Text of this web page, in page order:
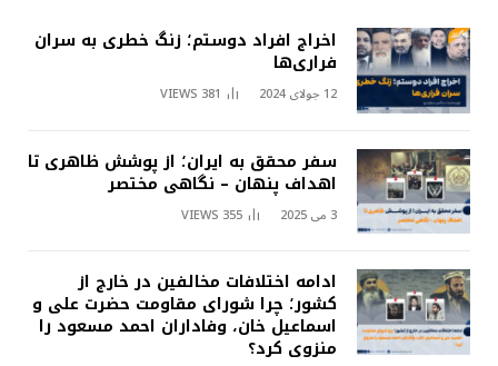
اخراج افراد دوستم؛ زنگ خطری به سران
فراری‌ها
12 جولای 2024 381
VIEWS
سفر محقق به ایران؛ از پوشش ظاهری تا
اهداف پنهان – نگاهی مختصر
3 می 2025 355
VIEWS
ادامه اختلافات مخالفین در خارج از
کشور؛ چرا شورای مقاومت حضرت علی و
اسماعیل خان، وفاداران احمد مسعود را
منزوی کرد؟